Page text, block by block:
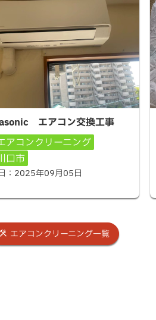
エアコン交換工事
エアコン交換工事
アコンクリーニング
口市
： 2025年09月05日
エアコンクリーニング一覧